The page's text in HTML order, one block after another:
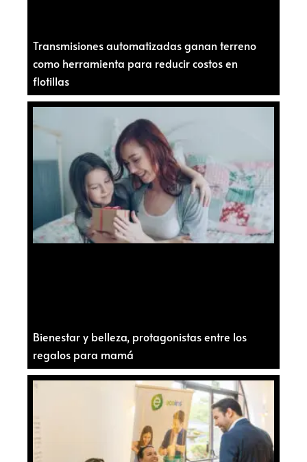
Transmisiones automatizadas ganan terreno
como herramienta para reducir costos en
flotillas
Bienestar y belleza, protagonistas entre los
regalos para mamá